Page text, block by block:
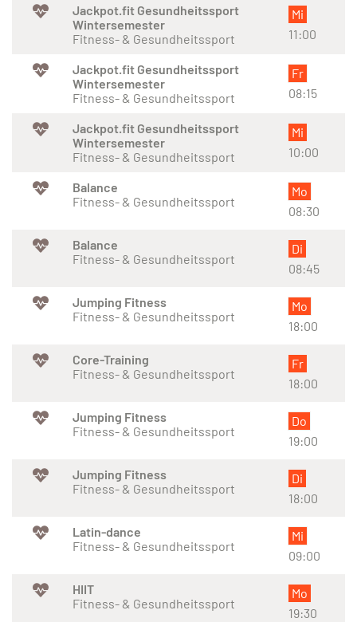
Jackpot.fit Gesundheitssport
Wintersemester
Fitness- & Gesundheitssport
Mi
11:00
Jackpot.fit Gesundheitssport
Wintersemester
Fitness- & Gesundheitssport
Fr
08:15
Jackpot.fit Gesundheitssport
Wintersemester
Fitness- & Gesundheitssport
Mi
10:00
Balance
Fitness- & Gesundheitssport
Mo
08:30
Balance
Fitness- & Gesundheitssport
Di
08:45
Jumping Fitness
Fitness- & Gesundheitssport
Mo
18:00
Core-Training
Fitness- & Gesundheitssport
Fr
18:00
Jumping Fitness
Fitness- & Gesundheitssport
Do
19:00
Jumping Fitness
Fitness- & Gesundheitssport
Di
18:00
Latin-dance
Fitness- & Gesundheitssport
Mi
09:00
HIIT
Fitness- & Gesundheitssport
Mo
19:30